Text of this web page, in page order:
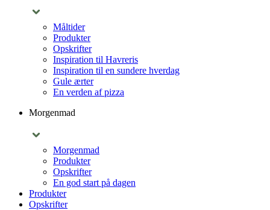
Måltider
Produkter
Opskrifter
Inspiration til Havreris
Inspiration til en sundere hverdag
Gule ærter
En verden af pizza
Morgenmad
Morgenmad
Produkter
Opskrifter
En god start på dagen
Produkter
Opskrifter